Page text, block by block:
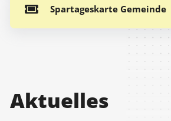
Spartageskarte Gemeinde
Aktuelles